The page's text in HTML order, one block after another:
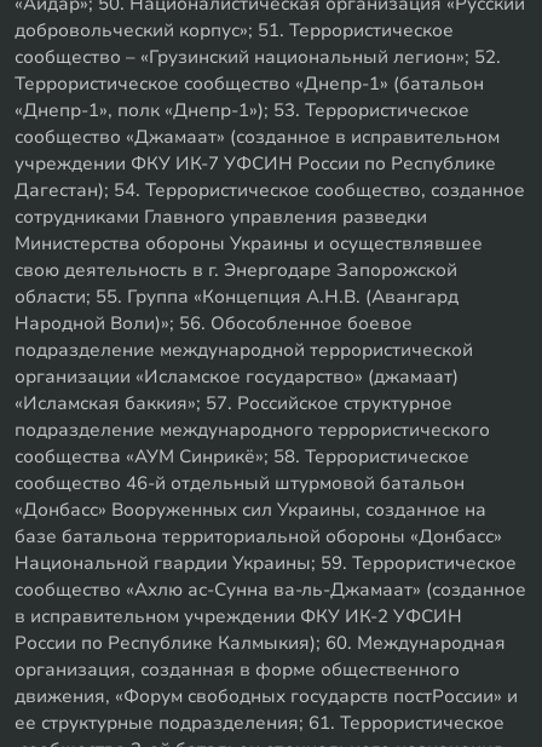
добровольческий корпус»; 51. Террористическое
сообщество – «Грузинский национальный легион»; 52.
Террористическое сообщество «Днепр-1» (батальон
«Днепр-1», полк «Днепр-1»); 53. Террористическое
сообщество «Джамаат» (созданное в исправительном
учреждении ФКУ ИК-7 УФСИН России по Республике
Дагестан); 54. Террористическое сообщество, созданное
сотрудниками Главного управления разведки
Министерства обороны Украины и осуществлявшее
свою деятельность в г. Энергодаре Запорожской
области; 55. Группа «Концепция А.Н.В. (Авангард
Народной Воли)»; 56. Обособленное боевое
подразделение международной террористической
организации «Исламское государство» (джамаат)
«Исламская баккия»; 57. Российское структурное
подразделение международного террористического
сообщества «АУМ Синрикё»; 58. Террористическое
сообщество 46-й отдельный штурмовой батальон
«Донбасс» Вооруженных сил Украины, созданное на
базе батальона территориальной обороны «Донбасс»
Национальной гвардии Украины; 59. Террористическое
сообщество «Ахлю ас-Сунна ва-ль-Джамаат» (созданное
в исправительном учреждении ФКУ ИК-2 УФСИН
России по Республике Калмыкия); 60. Международная
организация, созданная в форме общественного
движения, «Форум свободных государств постРоссии» и
ее структурные подразделения; 61. Террористическое